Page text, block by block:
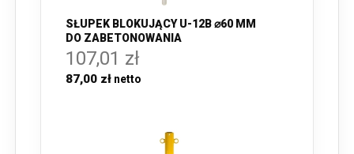
SŁUPEK BLOKUJĄCY U-12B ⌀60 MM
DO ZABETONOWANIA
107,01 zł
87,00 zł